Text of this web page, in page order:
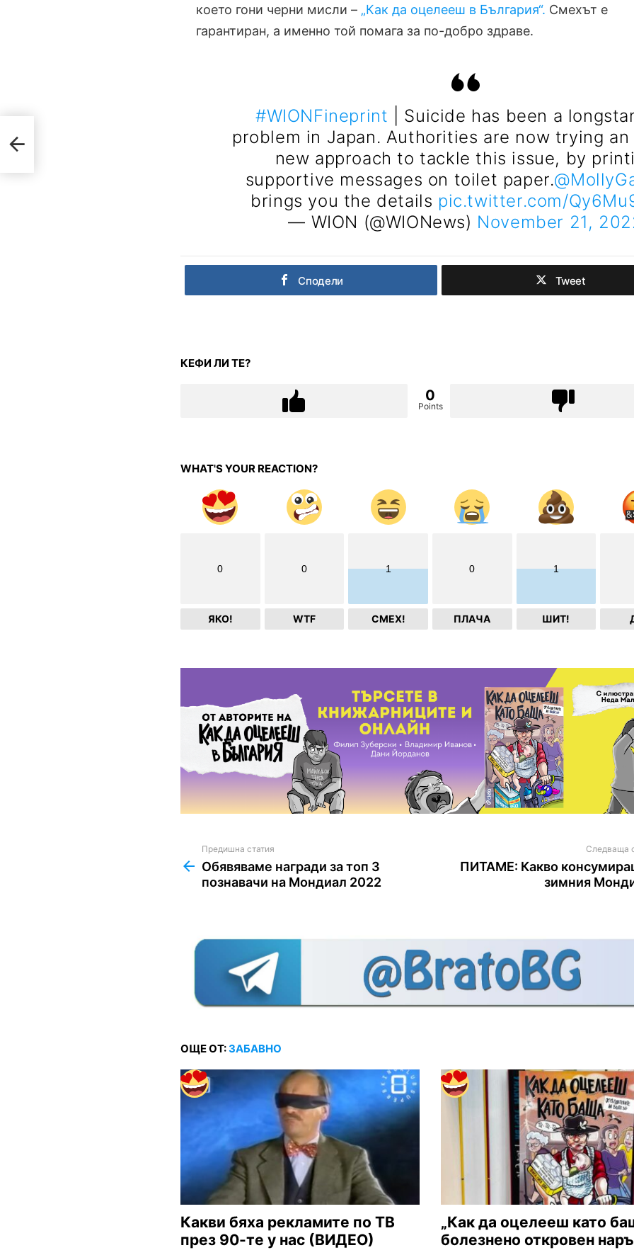
което гони черни мисли – „Как да оцелееш в България“. Смехът е
гарантиран, а именно той помага за по-добро здраве.
#WIONFineprint | Suicide has been a
problem in Japan. Authorities are now trying an
new approach to tackle this issue, by
supportive messages on toilet paper.
brings you the details pic.twitter.com/
— WION (@WIONews) November 21,
Сподели Tweet
КЕФИ ЛИ ТЕ?
0
Points
WHAT'S YOUR REACTION?
0
ЯКО!
0
WTF
1
СМЕХ!
0
ПЛАЧА
1
ШИТ!
more
Предишна статия
Обявяваме награди за топ 3
познавачи на Мондиал 2022
Следваща
ПИТАМЕ: Какво
зимния
ОЩЕ ОТ:ЗАБАВНО
Какви бяха рекламите по ТВ
през 90-те у нас (ВИДЕО)
„Как да оцелееш като
болезнено откровен